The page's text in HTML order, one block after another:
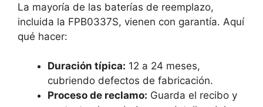
La mayoría de las baterías de reemplazo,
incluida la FPB0337S, vienen con garantía. Aquí
qué hacer:
Duración típica: 12 a 24 meses,
cubriendo defectos de fabricación.
Proceso de reclamo: Guarda el recibo y